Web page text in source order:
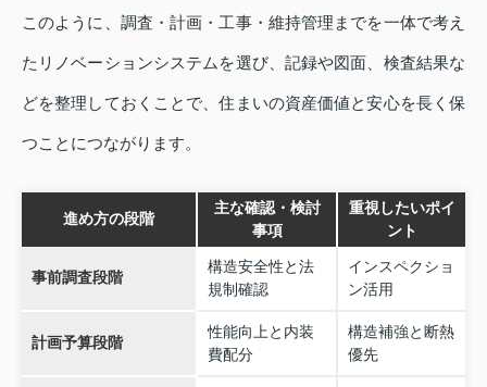
このように、調査・計画・工事・維持管理までを一体で考え
たリノベーションシステムを選び、記録や図面、検査結果な
どを整理しておくことで、住まいの資産価値と安心を長く保
つことにつながります。
進め方の段階
主な確認・検討
事項
重視したいポイ
ント
事前調査段階
構造安全性と法
規制確認
インスペクショ
ン活用
計画予算段階
性能向上と内装
費配分
構造補強と断熱
優先